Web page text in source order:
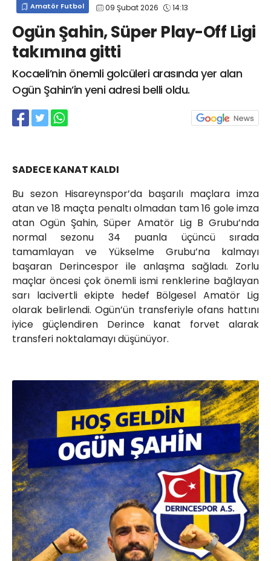
Amatör Futbol 09 Şubat 2026 14:13
Ogün Şahin, Süper Play-Off Ligi
takımına gitti
Kocaeli’nin önemli golcüleri arasında yer alan
Ogün Şahin’in yeni adresi belli oldu.
SADECE KANAT KALDI
Bu sezon Hisareynspor’da başarılı maçlara imza
atan ve 18 maçta penaltı olmadan tam 16 gole imza
atan Ogün Şahin, Süper Amatör Lig B Grubu’nda
normal sezonu 34 puanla üçüncü sırada
tamamlayan ve Yükselme Grubu’na kalmayı
başaran Derincespor ile anlaşma sağladı. Zorlu
maçlar öncesi çok önemli ismi renklerine bağlayan
sarı lacivertli ekipte hedef Bölgesel Amatör Lig
olarak belirlendi. Ogün’ün transferiyle ofans hattını
iyice güçlendiren Derince kanat forvet alarak
transferi noktalamayı düşünüyor.
info@spor41.com